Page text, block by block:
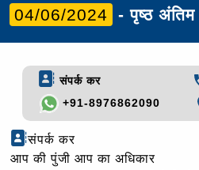
04/06/2024 - पृष्ठ अंतिम
संपर्क कर
+91-8976862090
संपर्क कर
आप की पुंजी आप का अधिकार